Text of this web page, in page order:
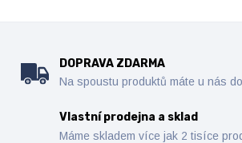
DOPRAVA ZDARMA
Na spoustu produktů máte u nás
Vlastní prodejna a sklad
Máme skladem více jak 2 tisíce